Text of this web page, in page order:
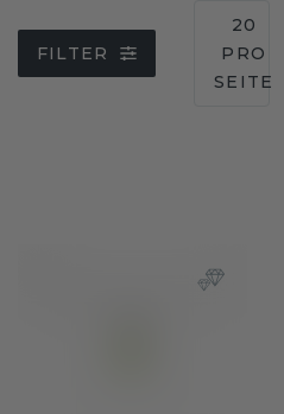
FILTER
20
PRO
SEITE